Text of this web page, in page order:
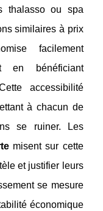
thalasso ou spa
similaires à prix
facilement
en bénéficiant
accessibilité
à chacun de
se ruiner. Les
misent sur cette
et justifier leurs
se mesure
économique